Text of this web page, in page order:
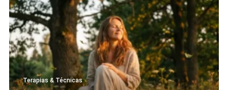
Energia & Vibração
O Despertar Da Sua Frequência: Guia
Completo Sobre Energia E Vibração
08/05/2026 Fernanda Alberici
Terapias & Técnicas